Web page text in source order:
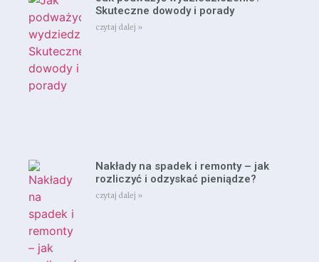
Skuteczne dowody i porady
czytaj dalej »
Nakłady na spadek i remonty – jak
rozliczyć i odzyskać pieniądze?
czytaj dalej »